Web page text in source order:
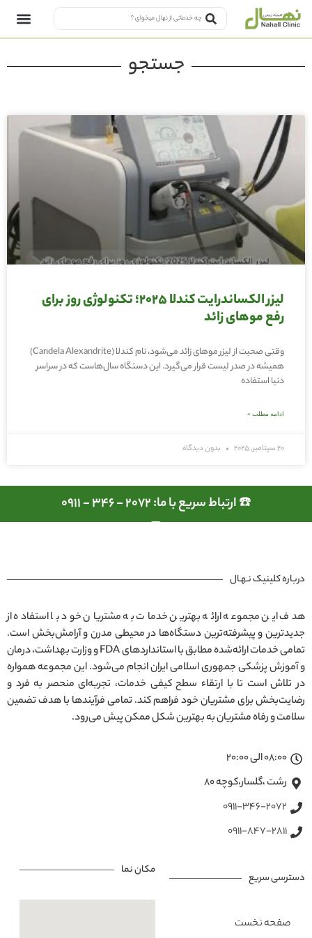
جستجو
لیزر الکساندرایت کندلا 2025؛ تکنولوژی روز برای
رفع موهای زائد
وقتی صحبت از لیزر موهای زائد می‌شود، نام کندلا (Candela Alexandrite)
همیشه در صدر لیست قرار می‌گیرد. این دستگاه سال‌هاست که در سراسر
دنیا استفاده
ادامه مطلب »
20 سپتامبر, 2025 بدون دیدگاه
☎️ ارتباط سریع با ما: 2072 - 346 - 0911
درباره کلینیک نـهـال
هدف این مجموعه ارائه بهترین خدمات به مشتریان خود با استفاده از
جدیدترین و پیشرفته‌ترین دستگاه‌ها در محیطی مدرن و آرامش‌بخش است.
تمامی خدمات ارائه‌شده مطابق با استانداردهای FDA و وزارت بهداشت، درمان
و آموزش پزشکی جمهوری اسلامی ایران انجام می‌شود. این مجموعه همواره
در تلاش است تا با ارتقاء سطح کیفی خدمات، تجربه‌ای منحصر به فرد و
رضایت‌بخش برای مشتریان خود فراهم کند. تمامی فرآیندها با هدف تضمین
سلامت و رفاه مشتریان به بهترین شکل ممکن پیش می‌رود.
08:00 الی 20:00
رشت ،گلسار،کوچه ۸۰
0911-346-2072
0911-847-2811
دسترسی سریع
صفحه نخست
مکان نما